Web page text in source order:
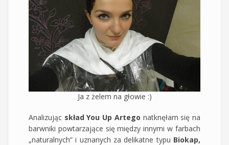
Ja z żelem na głowie :)
Analizując skład You Up Artego natknęłam się na
barwniki powtarzające się między innymi w farbach
„naturalnych” i uznanych za delikatne typu Biokap,